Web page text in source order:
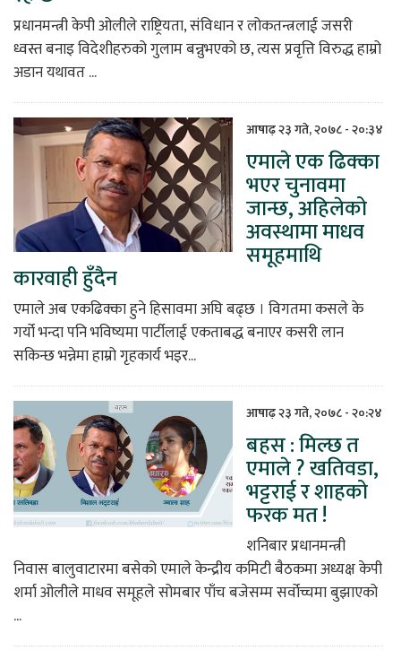
प्रधानमन्त्री केपी ओलीले राष्ट्रियता, संविधान र लोकतन्त्रलाई जसरी
ध्वस्त बनाइ विदेशीहरुको गुलाम बन्नुभएको छ, त्यस प्रवृत्ति विरुद्ध हाम्रो
अडान यथावत ...
आषाढ़ २३ गते, २०७८ - २०:३४
एमाले एक ढिक्का
भएर चुनावमा
जान्छ, अहिलेको
अवस्थामा माधव
समूहमाथि
कारवाही हुँदैन
एमाले अब एकढिक्का हुने हिसावमा अघि बढ्छ । विगतमा कसले के
गर्यो भन्दा पनि भविष्यमा पार्टीलाई एकताबद्ध बनाएर कसरी लान
सकिन्छ भन्नेमा हाम्रो गृहकार्य भइर...
आषाढ़ २३ गते, २०७८ - २०:२४
बहस : मिल्छ त
एमाले ? खतिवडा,
भट्टराई र शाहको
फरक मत !
शनिबार प्रधानमन्त्री
निवास बालुवाटारमा बसेको एमाले केन्द्रीय कमिटी बैठकमा अध्यक्ष केपी
शर्मा ओलीले माधव समूहले सोमबार पाँच बजेसम्म सर्वोच्चमा बुझाएको
...